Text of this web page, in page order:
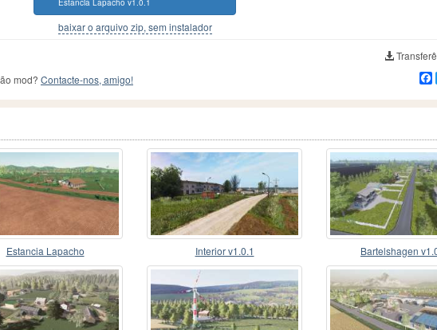
Estancia Lapacho v1.0.1
baixar o arquivo zip, sem instalador
mod? Contacte-nos, amigo!
Estancia Lapacho Interior v1.0.1 Bartelshagen